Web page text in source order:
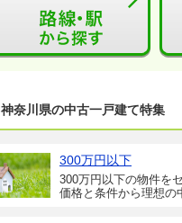
神奈川県の中古一戸建て特集
300万円以下
300万円以下の物件を
価格と条件から理想の